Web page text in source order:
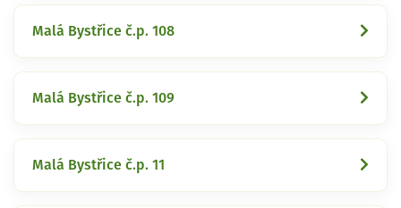
Malá Bystřice č.p. 108
Malá Bystřice č.p. 109
Malá Bystřice č.p. 11